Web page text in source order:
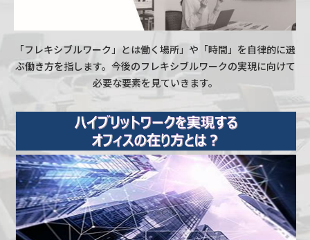
「フレキシブルワーク」とは働く場所」や「時間」を自律的に選
ぶ働き方を指します。今後のフレキシブルワークの実現に向けて
必要な要素を見ていきます。